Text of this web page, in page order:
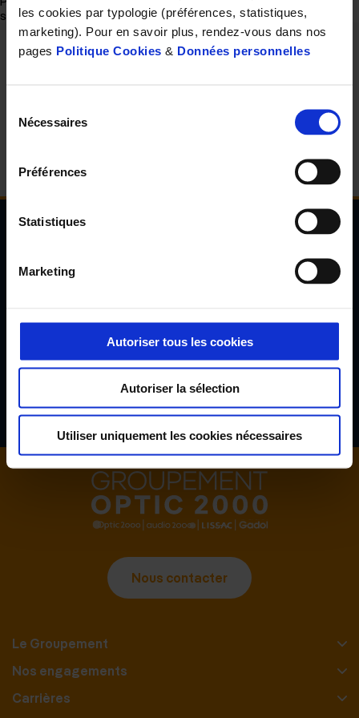
les cookies par typologie (préférences, statistiques,
marketing). Pour en savoir plus, rendez-vous dans nos
pages Politique Cookies & Données personnelles
Nécessaires
Préférences
Statistiques
Marketing
Autoriser tous les cookies
Autoriser la sélection
Utiliser uniquement les cookies nécessaires
septembre 2026.
Nous contacter
Le Groupement
Nos engagements
Carrières
S'inscrire